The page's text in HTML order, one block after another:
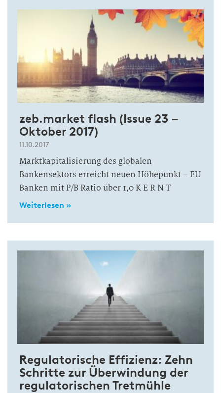
zeb.market flash (Issue 23 –
Oktober 2017)
11.10.2017
Marktkapitalisierung des globalen
Bankensektors erreicht neuen Höhepunkt – EU
Banken mit P/B Ratio über 1,0 K E R N T
Weiterlesen »
Regulatorische Effizienz: Zehn
Schritte zur Überwindung der
regulatorischen Tretmühle